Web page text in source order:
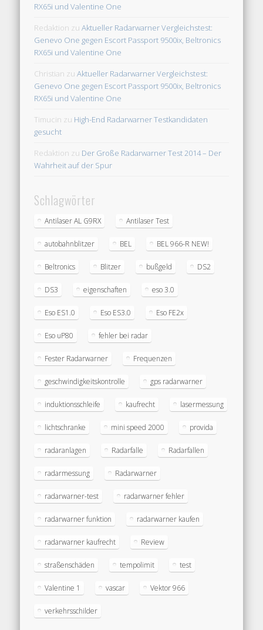
RX65i und Valentine One
Redaktion zuAktueller Radarwarner Vergleichstest:
Genevo One gegen Escort Passport 9500ix, Beltronics
RX65i und Valentine One
Christian zuAktueller Radarwarner Vergleichstest:
Genevo One gegen Escort Passport 9500ix, Beltronics
RX65i und Valentine One
Timucin zu High-End Radarwarner Testkandidaten
gesucht
Redaktion zu Der Große Radarwarner Test 2014 – Der
Wahrheit auf der Spur
Schlagwörter
Antilaser AL G9RX Antilaser Test
autobahnblitzer BEL BEL 966-R NEW!
Beltronics Blitzer bußgeld DS2
DS3 eigenschaften eso 3.0
Eso ES1.0 Eso ES3.0 Eso FE2x
Eso uP80 fehler bei radar
Fester Radarwarner Frequenzen
geschwindigkeitskontrolle gps radarwarner
induktionsschleife kaufrecht lasermessung
lichtschranke mini speed 2000 provida
radaranlagen Radarfalle Radarfallen
radarmessung Radarwarner
radarwarner-test radarwarner fehler
radarwarner funktion radarwarner kaufen
radarwarner kaufrecht Review
straßenschäden tempolimit test
Valentine 1 vascar Vektor 966
verkehrsschilder